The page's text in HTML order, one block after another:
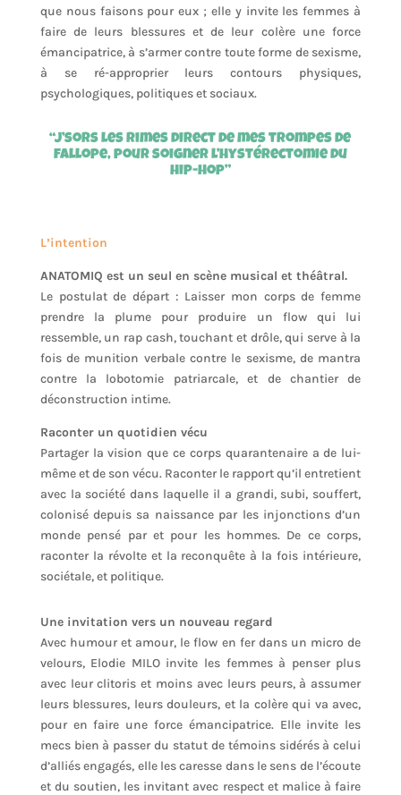
que nous faisons pour eux ; elle y invite les femmes à
faire de leurs blessures et de leur colère une force
émancipatrice, à s’armer contre toute forme de sexisme,
à se ré-approprier leurs contours physiques,
psychologiques, politiques et sociaux.
“J’sors les rimes direct de mes trompes de
fallope, pour soigner l’hystérectomie du
hip-hop”
L’intention
ANATOMIQ est un seul en scène musical et théâtral.
Le postulat de départ : Laisser mon corps de femme
prendre la plume pour produire un flow qui lui
ressemble, un rap cash, touchant et drôle, qui serve à la
fois de munition verbale contre le sexisme, de mantra
contre la lobotomie patriarcale, et de chantier de
déconstruction intime.
Raconter un quotidien vécu
Partager la vision que ce corps quarantenaire a de lui-
même et de son vécu. Raconter le rapport qu’il entretient
avec la société dans laquelle il a grandi, subi, souffert,
colonisé depuis sa naissance par les injonctions d’un
monde pensé par et pour les hommes. De ce corps,
raconter la révolte et la reconquête à la fois intérieure,
sociétale, et politique.
Une invitation vers un nouveau regard
Avec humour et amour, le flow en fer dans un micro de
velours, Elodie MILO invite les femmes à penser plus
avec leur clitoris et moins avec leurs peurs, à assumer
leurs blessures, leurs douleurs, et la colère qui va avec,
pour en faire une force émancipatrice. Elle invite les
mecs bien à passer du statut de témoins sidérés à celui
d’alliés engagés, elle les caresse dans le sens de l’écoute
et du soutien, les invitant avec respect et malice à faire